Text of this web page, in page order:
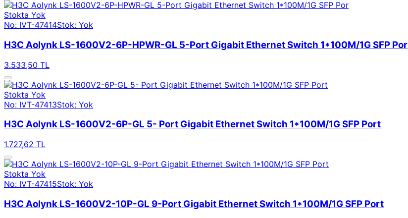
Stokta Yok
No: IVT-47414Stok: Yok
H3C Aolynk LS-1600V2-6P-HPWR-GL 5-Port Gigabit Ethernet Switch 1*100M/1G SFP Por
3.533,50 TL
Stokta Yok
No: IVT-47413Stok: Yok
H3C Aolynk LS-1600V2-6P-GL 5- Port Gigabit Ethernet Switch 1*100M/1G SFP Port
1.727,62 TL
Stokta Yok
No: IVT-47415Stok: Yok
H3C Aolynk LS-1600V2-10P-GL 9-Port Gigabit Ethernet Switch 1*100M/1G SFP Port